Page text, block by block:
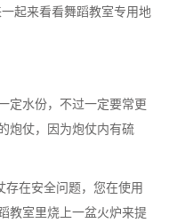
起来看看舞蹈教室专用地
定水份，不过一定要常更
炮仗，因为炮仗内有硫
存在安全问题，您在使用
教室里烧上一盆火炉来提